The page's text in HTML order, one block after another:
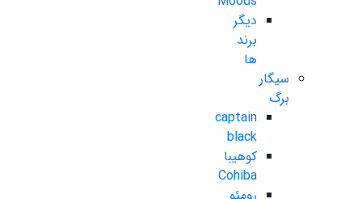
دیگر
برند
ها
سیگار
برگ
captain
black
کوهیبا
Cohiba